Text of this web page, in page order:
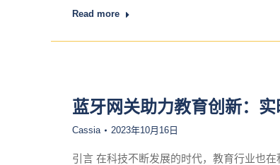
Read more
蓝牙网关助力教育创新：
Cassia 2023年10月16日
引言 在科技不断发展的时代，教育行业也